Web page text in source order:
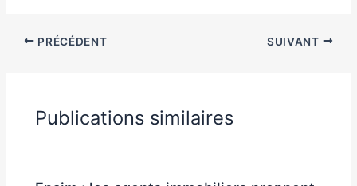
PRÉCÉDENT SUIVANT
Publications similaires